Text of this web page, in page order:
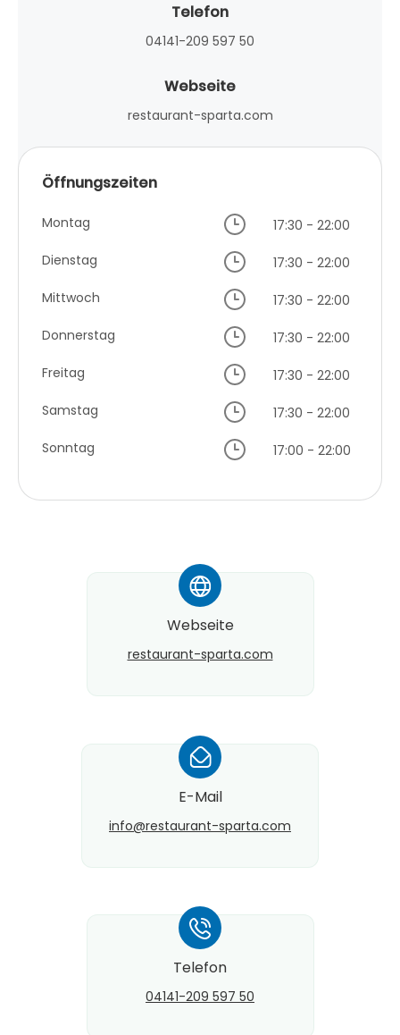
Telefon
04141-209 597 50
Webseite
restaurant-sparta.com
Öffnungszeiten
Montag
17:30 - 22:00
Dienstag
17:30 - 22:00
Mittwoch
17:30 - 22:00
Donnerstag
17:30 - 22:00
Freitag
17:30 - 22:00
Samstag
17:30 - 22:00
Sonntag
17:00 - 22:00
*
Webseite
restaurant-sparta.com
*
E-Mail
info@​restaurant-sparta.com
*
Telefon
04141-209 597 50